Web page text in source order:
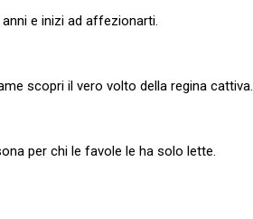
e inizi ad affezionarti.
scopri il vero volto della regina cattiva.
per chi le favole le ha solo lette.